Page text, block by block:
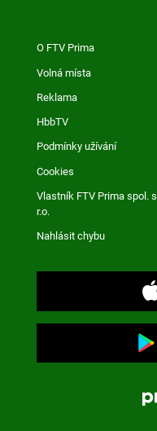
O FTV Prima
Volná místa
Reklama
HbbTV
Podmínky užívání
Cookies
Vlastník FTV Prima spol. s
r.o.
Nahlásit chybu